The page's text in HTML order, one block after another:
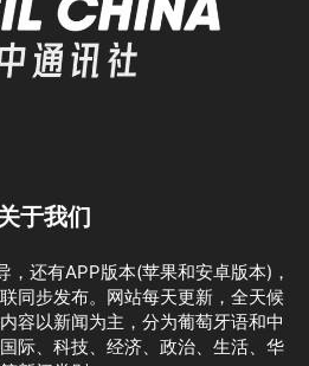
于我们
，还有APP版本(苹果和安卓版本)，
同步发布。网站每天更新，全天候
容以新闻为主，分为葡萄牙语和中
际、科技、经济、政治、生活、华